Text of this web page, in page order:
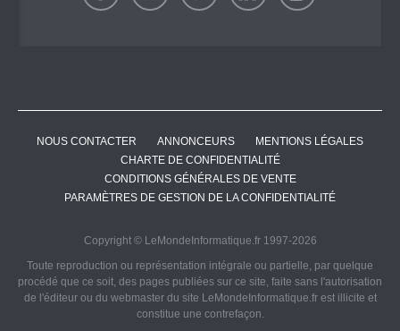
NOUS CONTACTER ANNONCEURS
MENTIONS LÉGALES
CHARTE DE CONFIDENTIALITÉ
CONDITIONS GÉNÉRALES DE VENTE
PARAMÈTRES DE GESTION DE LA CONFIDENTIALITÉ
Copyright © LeMondeInformatique.fr 1997-2026
Toute reproduction ou représentation intégrale ou partielle, par quelque
procédé que ce soit, des pages publiées sur ce site, faite sans l'autorisation
de l'éditeur ou du webmaster du site LeMondeInformatique.fr est illicite et
constitue une contrefaçon.